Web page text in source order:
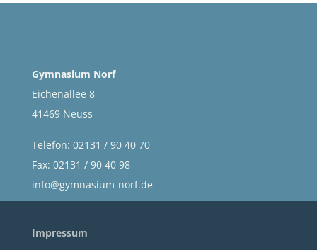
Gymnasium Norf
Eichenallee 8
41469 Neuss
Telefon: 02131 / 90 40 70
Fax: 02131 / 90 40 98
info@gymnasium-norf.de
Impressum